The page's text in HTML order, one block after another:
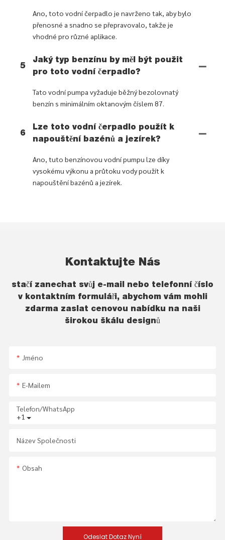
Ano, toto vodní čerpadlo je navrženo tak, aby bylo
přenosné a snadno se přepravovalo, takže je
vhodné pro různé aplikace.
5
Jaký typ benzínu by měl být použit
pro toto vodní čerpadlo?
Tato vodní pumpa vyžaduje běžný bezolovnatý
benzín s minimálním oktanovým číslem 87.
6
Lze toto vodní čerpadlo použít k
napouštění bazénů a jezírek?
Ano, tuto benzínovou vodní pumpu lze díky
vysokému výkonu a průtoku vody použít k
napouštění bazénů a jezírek.
Kontaktujte Nás
stačí zanechat svůj e-mail nebo telefonní číslo
v kontaktním formuláři, abychom vám mohli
zdarma zaslat cenovou nabídku na naši
širokou škálu designů
Jméno
E-Mailem
+1
Telefon/whatsApp
Název Společnosti
Obsah
Odeslat Dotaz Nyní